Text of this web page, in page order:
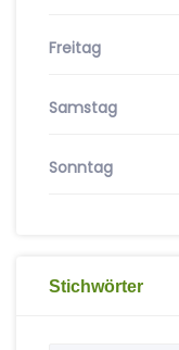
Freitag
Samstag
Sonntag
Stichwörter